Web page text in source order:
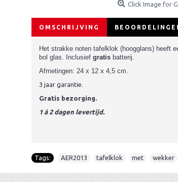
Click Image for
OMSCHRIJVING
Het strakke noten tafelklok (hoogglans) heeft
bol glas. Inclusief gratis batterij.
Afmetingen: 24 x 12 x 4,5 cm.
3 jaar garantie.
Gratis bezorging.
1 á 2 dagen levertijd.
Tags: AER2013 tafelklok met wekker